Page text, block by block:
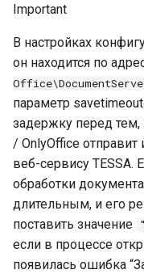
Important
В настройках
он находится по
параметр
задержку перед
/ OnlyOffice
веб-сервису TESSA.
обработки
длительным, и его
поставить значение
если в процессе
появилась ошибка